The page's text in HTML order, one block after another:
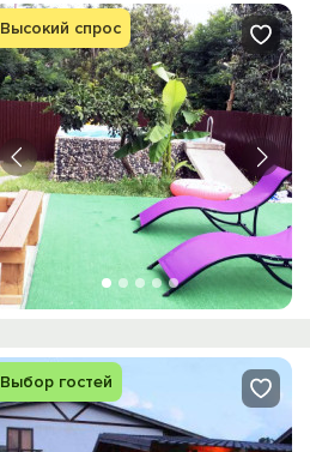
Высокий спрос
Выбор гостей